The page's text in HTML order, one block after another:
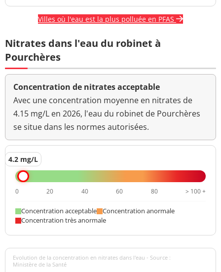
Villes où l'eau est la plus polluée en PFAS
Nitrates dans l'eau du robinet à
Pourchères
Concentration de nitrates acceptable
Avec une concentration moyenne en nitrates de
4.15 mg/L en 2026, l'eau du robinet de Pourchères
se situe dans les normes autorisées.
4.2 mg/L
0 20 40 60 80 > 100 +
Concentration acceptable
Concentration anormale
Concentration très anormale
Evolution de la concentration en nitrates dans l'eau - Source :
Ministère de la Santé